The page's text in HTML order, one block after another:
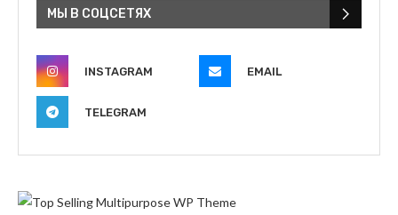
МЫ В СОЦСЕТЯХ
INSTAGRAM EMAIL
TELEGRAM